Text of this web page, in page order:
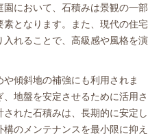
において、石積みは景観の一部
となります。また、現代の住宅
れることで、高級感や風格を演
傾斜地の補強にも利用されま
地盤を安定させるために活用さ
れた石積みは、長期的に安定し
のメンテナンスを最小限に抑え